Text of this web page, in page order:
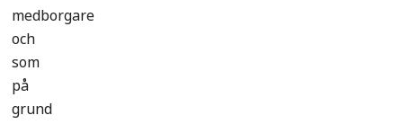
medborgare
och
som
på
grund